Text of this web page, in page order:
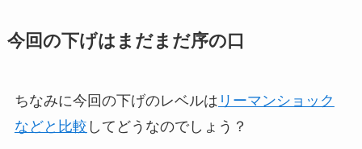
今回の下げはまだまだ序の口
ちなみに今回の下げのレベルは リーマンショック
などと比較 してどうなのでしょう？